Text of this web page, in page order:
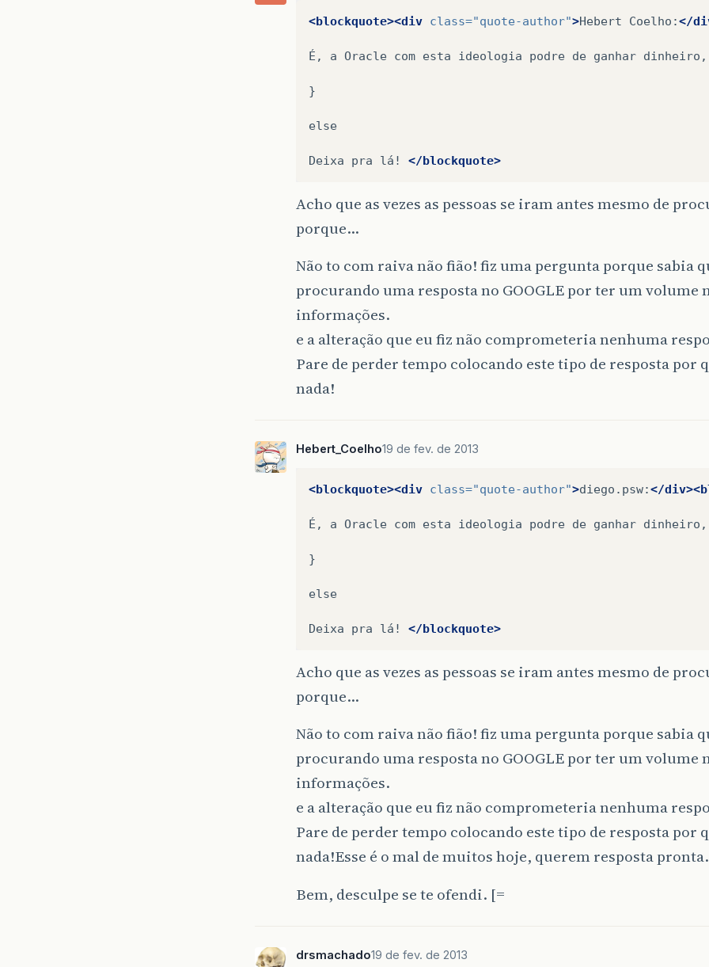
<blockquote><div class="quote-author">Hebert Coelho:</
É, a Oracle com esta ideologia podre de ganhar dinheiro,
}
else
Deixa pra lá! </blockquote>
Acho que as vezes as pessoas se iram antes mesmo de
porque…
Não to com raiva não fião! fiz uma pergunta porque sabia
procurando uma resposta no GOOGLE por ter um volume
informações.
e a alteração que eu fiz não comprometeria nenhuma
Pare de perder tempo colocando este tipo de resposta por
nada!
Hebert_Coelho19 de fev. de 2013
<blockquote><div class="quote-author">diego.psw:</
É, a Oracle com esta ideologia podre de ganhar dinheiro,
}
else
Deixa pra lá! </blockquote>
Acho que as vezes as pessoas se iram antes mesmo de
porque…
Não to com raiva não fião! fiz uma pergunta porque sabia
procurando uma resposta no GOOGLE por ter um volume
informações.
e a alteração que eu fiz não comprometeria nenhuma
Pare de perder tempo colocando este tipo de resposta por
nada!Esse é o mal de muitos hoje, querem resposta pronta.
Bem, desculpe se te ofendi. [=
drsmachado19 de fev. de 2013